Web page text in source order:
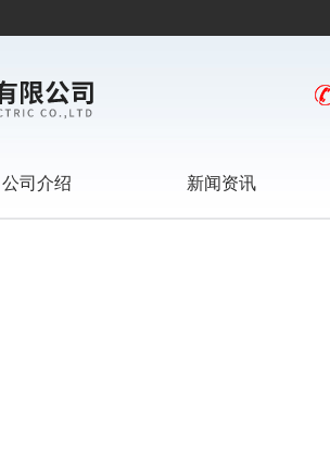
公司介绍 新闻资讯